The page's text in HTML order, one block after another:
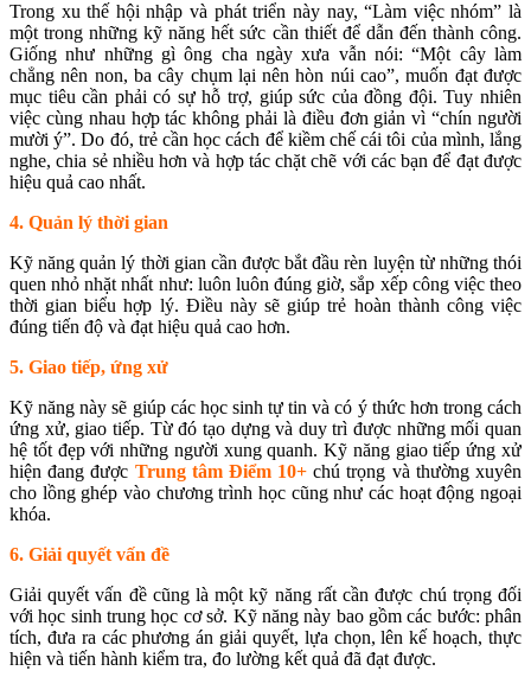
Trong xu thế hội nhập và phát triển này nay, “Làm việc nhóm” là
một trong những kỹ năng hết sức cần thiết để dẫn đến thành công.
Giống như những gì ông cha ngày xưa vẫn nói: “Một cây làm
chẳng nên non, ba cây chụm lại nên hòn núi cao”, muốn đạt được
mục tiêu cần phải có sự hỗ trợ, giúp sức của đồng đội. Tuy nhiên
việc cùng nhau hợp tác không phải là điều đơn giản vì “chín người
mười ý”. Do đó, trẻ cần học cách để kiềm chế cái tôi của mình, lắng
nghe, chia sẻ nhiều hơn và hợp tác chặt chẽ với các bạn để đạt được
hiệu quả cao nhất.
4. Quản lý thời gian
Kỹ năng quản lý thời gian cần được bắt đầu rèn luyện từ những thói
quen nhỏ nhặt nhất như: luôn luôn đúng giờ, sắp xếp công việc theo
thời gian biểu hợp lý. Điều này sẽ giúp trẻ hoàn thành công việc
đúng tiến độ và đạt hiệu quả cao hơn.
5. Giao tiếp, ứng xử
Kỹ năng này sẽ giúp các học sinh tự tin và có ý thức hơn trong cách
ứng xử, giao tiếp. Từ đó tạo dựng và duy trì được những mối quan
hệ tốt đẹp với những người xung quanh. Kỹ năng giao tiếp ứng xử
hiện đang được Trung tâm Điểm 10+ chú trọng và thường xuyên
cho lồng ghép vào chương trình học cũng như các hoạt động ngoại
khóa.
6. Giải quyết vấn đề
Giải quyết vấn đề cũng là một kỹ năng rất cần được chú trọng đối
với học sinh trung học cơ sở. Kỹ năng này bao gồm các bước: phân
tích, đưa ra các phương án giải quyết, lựa chọn, lên kế hoạch, thực
hiện và tiến hành kiểm tra, đo lường kết quả đã đạt được.